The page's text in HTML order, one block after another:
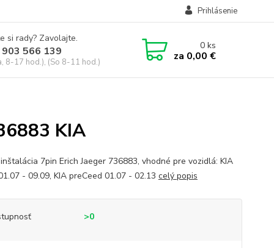
Prihlásenie
si rady? Zavolajte.
566 139
8-17 hod.), (So 8-11 hod.)
0ks
za 0,00 €
KIA
7pin Erich Jaeger 736883, vhodné pre vozidlá: KIA
- 09.09, KIA preCeed 01.07 - 02.13 celý popis
>0